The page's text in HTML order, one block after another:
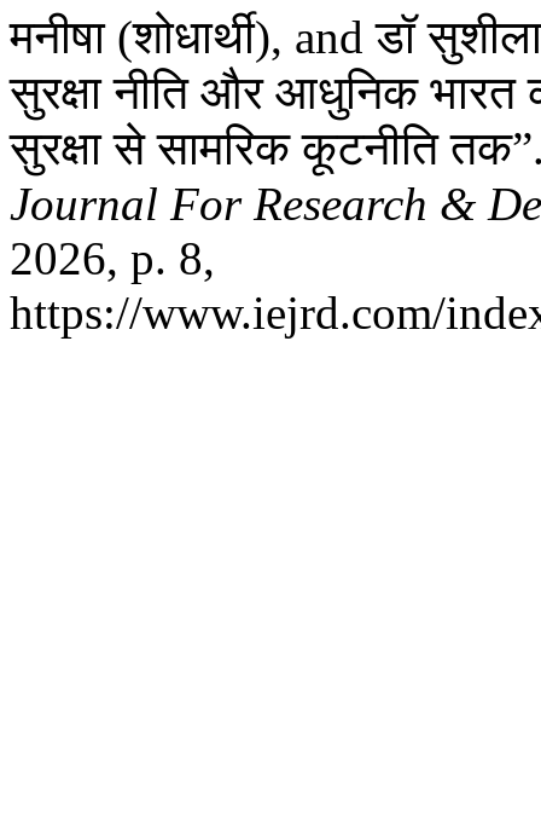
मनीषा (शोधार्थी), and डॉ
सुरक्षा नीति और आधुनिक भारत
सुरक्षा से सामरिक कूटनीति
Journal For Research &
2026, p. 8,
https://www.iejrd.com/